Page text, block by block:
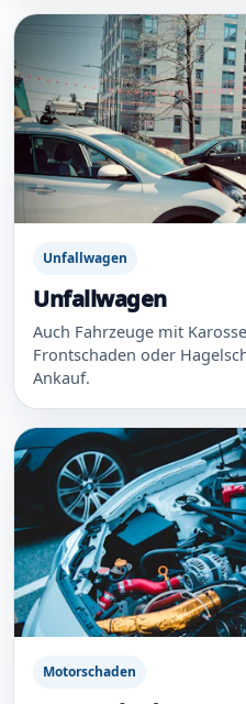
Unfallwagen
Unfallwagen
Auch Fahrzeuge mit
Frontschaden oder
Ankauf.
Motorschaden